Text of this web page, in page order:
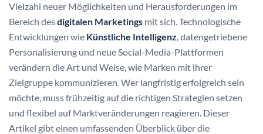
Vielzahl neuer Möglichkeiten und Herausforderungen im
Bereich desdigitalen Marketings mit sich. Technologische
Entwicklungen wie Künstliche Intelligenz, datengetriebene
Personalisierung und neue Social-Media-Plattformen
verändern die Art und Weise, wie Marken mit ihrer
Zielgruppe kommunizieren. Wer langfristig erfolgreich sein
möchte, muss frühzeitig auf die richtigen Strategien setzen
und flexibel auf Marktveränderungen reagieren. Dieser
Artikel gibt einen umfassenden Überblick über die